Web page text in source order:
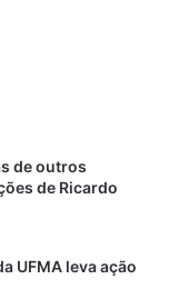
de outros
de Ricardo
UFMA leva ação